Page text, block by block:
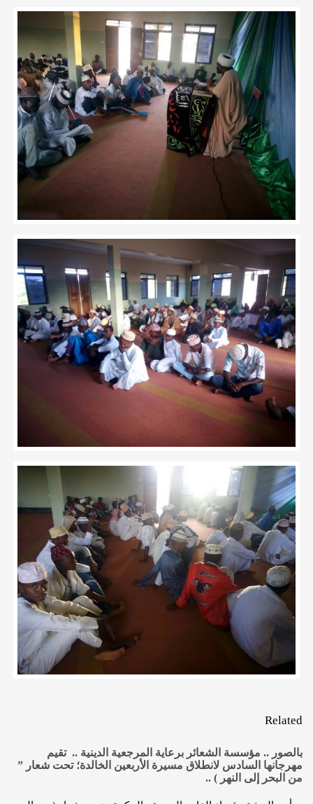
Related
بالصور .. مؤسسة الشعائر برعاية المرجعية الدينية .. تقيم
مهرجانها السادس لانطلاق مسيرة الأربعين الخالدة؛ تحت شعار ”
من البحر إلى النهر ) ..